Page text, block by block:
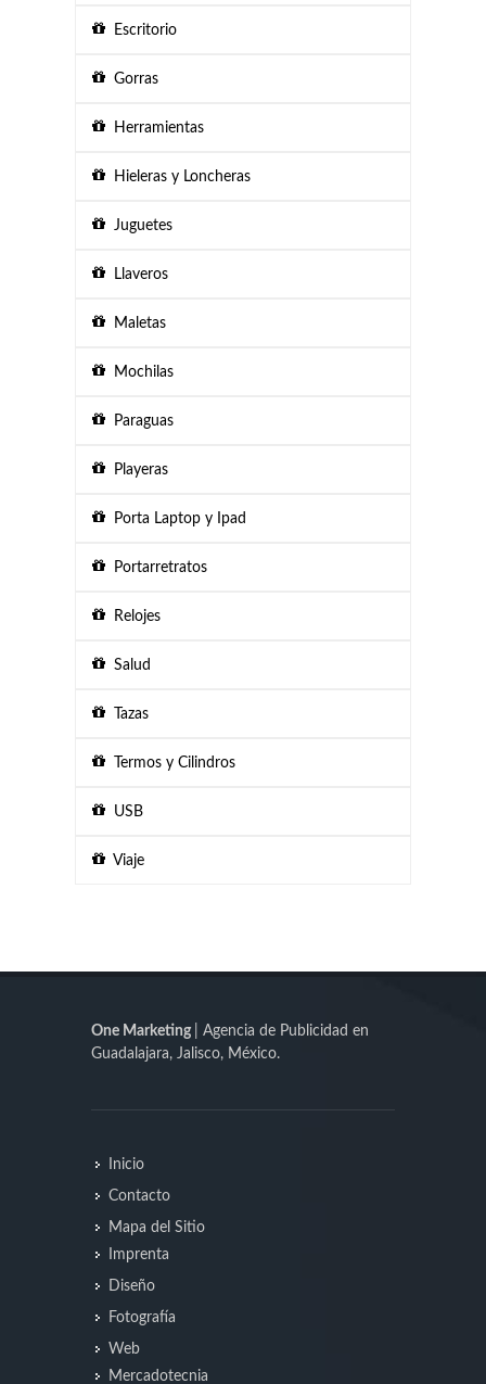
Escritorio
Gorras
Herramientas
Hieleras y Loncheras
Juguetes
Llaveros
Maletas
Mochilas
Paraguas
Playeras
Porta Laptop y Ipad
Portarretratos
Relojes
Salud
Tazas
Termos y Cilindros
USB
Viaje
One Marketing
| Agencia de Publicidad en
Guadalajara, Jalisco, México.
Inicio
Contacto
Mapa del Sitio
Imprenta
Diseño
Fotografía
Web
Mercadotecnia